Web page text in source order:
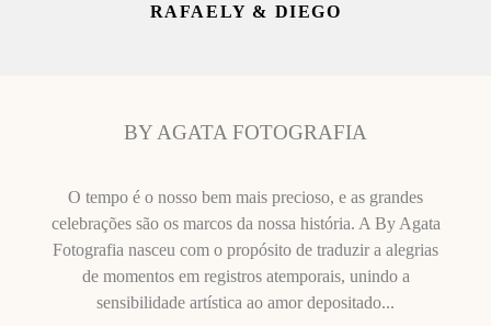
RAFAELY & DIEGO
BY AGATA FOTOGRAFIA
O tempo é o nosso bem mais precioso, e as grandes
celebrações são os marcos da nossa história. A By Agata
Fotografia nasceu com o propósito de traduzir a alegrias
de momentos em registros atemporais, unindo a
sensibilidade artística ao amor depositado...